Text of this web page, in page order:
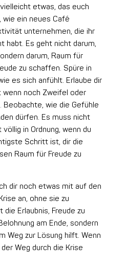
etwas, das euch
wie ein neues Café
unternehmen, die ihr
habt. Es geht nicht darum,
darum, Raum für
zu schaffen. Spüre in
es sich anfühlt. Erlaube dir
noch Zweifel oder
Beobachte, wie die Gefühle
dürfen. Es muss nicht
in Ordnung, wenn du
Schritt ist, dir die
Raum für Freude zu
dir noch etwas mit auf den
an, ohne sie zu
Erlaubnis, Freude zu
am Ende, sondern
Weg zur Lösung hilft. Wenn
Weg durch die Krise